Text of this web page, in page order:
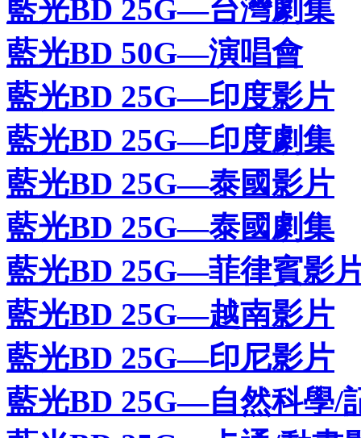
藍光BD 25G—台灣劇集
藍光BD 50G—演唱會
藍光BD 25G—印度影片
藍光BD 25G—印度劇集
藍光BD 25G—泰國影片
藍光BD 25G—泰國劇集
藍光BD 25G—菲律賓影
藍光BD 25G—越南影片
藍光BD 25G—印尼影片
藍光BD 25G—自然科學/